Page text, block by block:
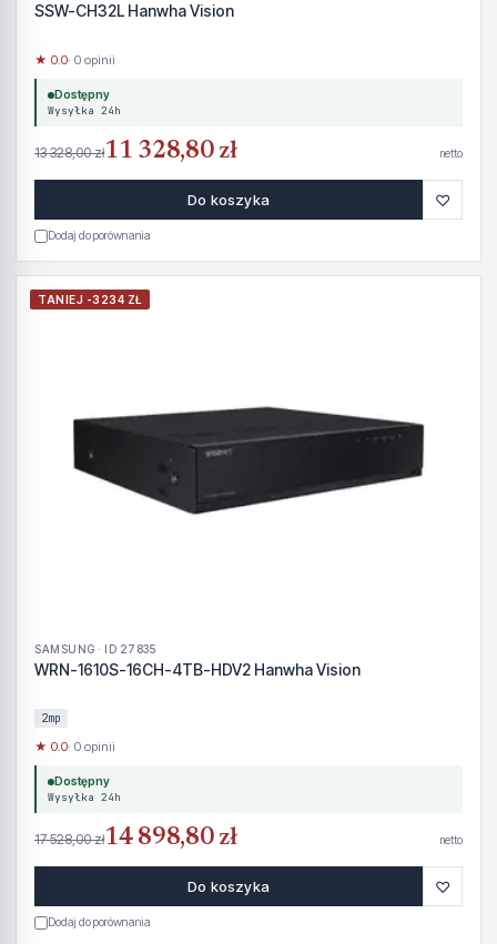
SSW-CH32L Hanwha Vision
★ 0.0· 0 opinii
Dostępny
Wysyłka 24h
13 328,00 zł11 328,80 zł netto
Do koszyka ♡
Dodaj do porównania
TANIEJ -3234 ZŁ
SAMSUNG · ID 27835
WRN-1610S-16CH-4TB-HDV2 Hanwha Vision
2mp
★ 0.0· 0 opinii
Dostępny
Wysyłka 24h
17 528,00 zł14 898,80 zł netto
Do koszyka ♡
Dodaj do porównania